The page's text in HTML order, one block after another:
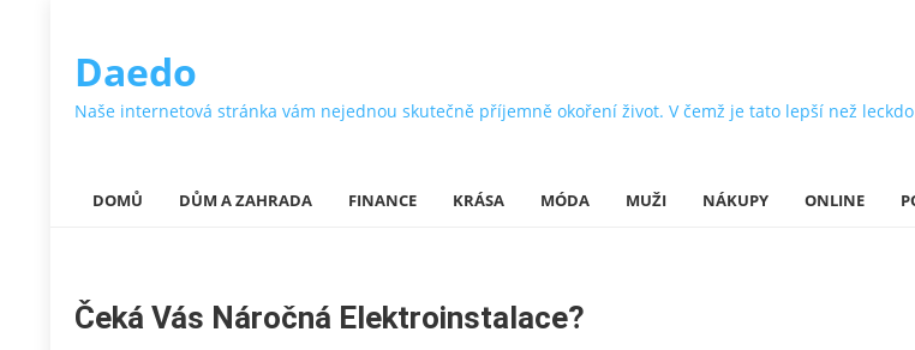
Daedo
Naše internetová stránka vám nejednou skutečně příjemně okoření život. V čemž je tato lepší než leckdo
DOMŮ DŮM A ZAHRADA FINANCE KRÁSA MÓDA MUŽI NÁKUPY ONLINE
Čeká Vás Náročná Elektroinstalace?